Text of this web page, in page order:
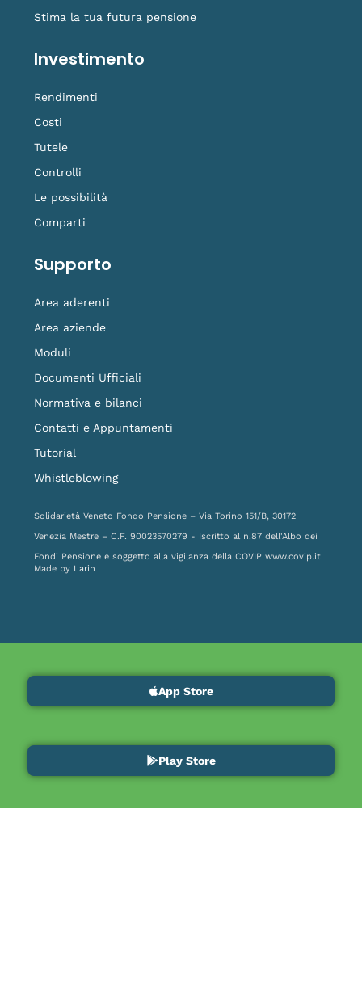
Stima la tua futura pensione
Investimento
Rendimenti
Costi
Tutele
Controlli
Le possibilità
Comparti
Supporto
Area aderenti
Area aziende
Moduli
Documenti Ufficiali
Normativa e bilanci
Contatti e Appuntamenti
Tutorial
Whistleblowing
Solidarietà Veneto Fondo Pensione – Via Torino 151/B, 30172
Venezia Mestre – C.F. 90023570279 - Iscritto al n.87 dell'Albo dei
Fondi Pensione e soggetto alla vigilanza della COVIP www.covip.it
Made by Larin
App Store
Play Store